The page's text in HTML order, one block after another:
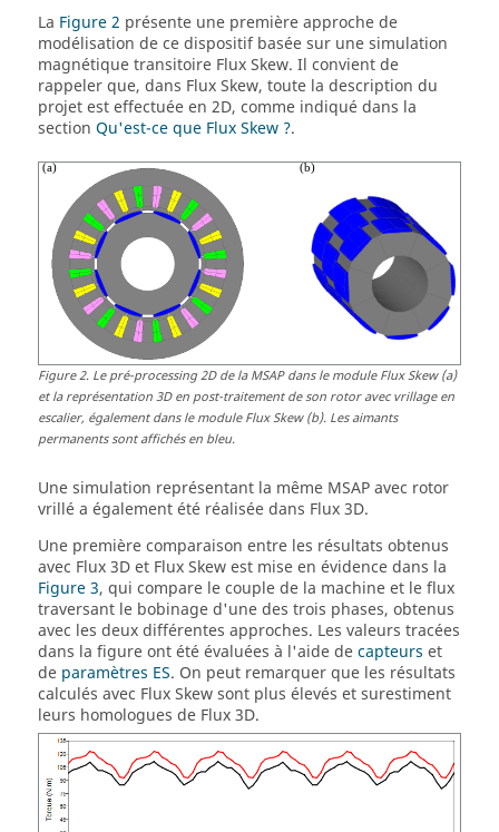
La Figure 2 présente une première approche de
modélisation de ce dispositif basée sur une simulation
magnétique transitoire Flux Skew. Il convient de
rappeler que, dans Flux Skew, toute la description du
projet est effectuée en 2D, comme indiqué dans la
section Qu'est-ce que Flux Skew ?.
Figure2. Le pré-processing 2D de la MSAP dans le module Flux Skew (a)
et la représentation 3D en post-traitement de son rotor avec vrillage en
escalier, également dans le module Flux Skew (b). Les aimants
permanents sont affichés en bleu.
Une simulation représentant la même MSAP avec rotor
vrillé a également été réalisée dans Flux 3D.
Une première comparaison entre les résultats obtenus
avec Flux 3D et Flux Skew est mise en évidence dans la
Figure 3, qui compare le couple de la machine et le flux
traversant le bobinage d'une des trois phases, obtenus
avec les deux différentes approches. Les valeurs tracées
dans la figure ont été évaluées à l'aide decapteurs et
de paramètres ES. On peut remarquer que les résultats
calculés avec Flux Skew sont plus élevés et surestiment
leurs homologues de Flux 3D.